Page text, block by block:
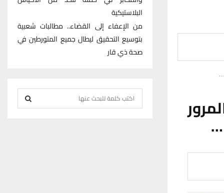
…
البلاستيكية
من الإعفاء إلى القضاء.. مطالبات شعبية
بتوسيع التحقيق ليطال جميع المتورطين في
صحة ذي قار
e